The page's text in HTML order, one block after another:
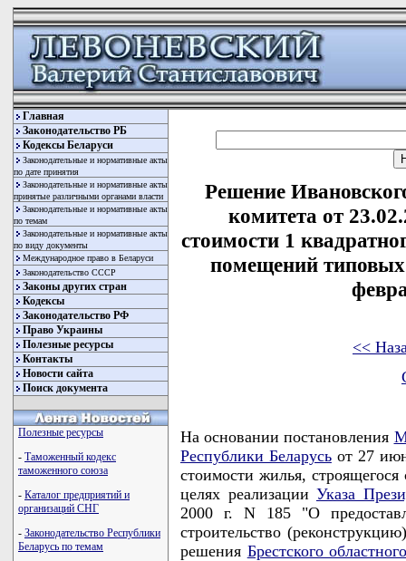
Главная
Законодательство РБ
Кодексы Беларуси
Законодательные и нормативные акты
по дате принятия
Законодательные и нормативные акты
принятые различными органами власти
Законодательные и нормативные акты
по темам
Законодательные и нормативные акты
по виду документы
Международное право в Беларуси
Законодательство СССР
Законы других стран
Кодексы
Законодательство РФ
Право Украины
Полезные ресурсы
Контакты
Новости сайта
Поиск документа
Полезные ресурсы
- Таможенный кодекс
таможенного союза
- Каталог предприятий и
организаций СНГ
- Законодательство Республики
Беларусь по темам
Решение
комитета от
стоимости 1
помещений типовых
<<
На основании постановления
Республики Беларусьот 27
стоимости жилья,
целях реализации Указа
2000 г. N 185 "О
строительство
решения Брестского